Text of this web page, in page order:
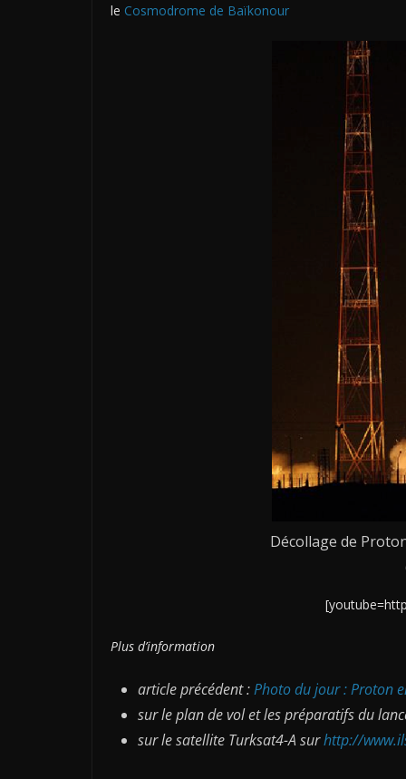
le Cosmodrome de Baïkonour
Décollage de
Plus d’information
article précédent :Photo du jour : Proton
sur le plan de vol et les préparatifs du
sur le satellite Turksat4-A surhttp://